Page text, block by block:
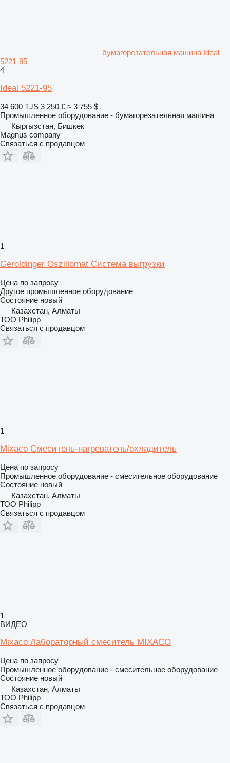
бумагорезательная машина Ideal
5221-95
4
Ideal 5221-95
34 600 TJS 3 250 € ≈ 3 755 $
Промышленное оборудование - бумагорезательная машина
Кыргызстан, Бишкек
Magnus company
Связаться с продавцом
1
Geroldinger Oszillomat Система выгрузки
Цена по запросу
Другое промышленное оборудование
Состояние новый
Казахстан, Алматы
ТОО Philipp
Связаться с продавцом
1
Mixaco Смеситель-нагреватель/охладитель
Цена по запросу
Промышленное оборудование - смесительное оборудование
Состояние новый
Казахстан, Алматы
ТОО Philipp
Связаться с продавцом
1
ВИДЕО
Mixaco Лабораторный смеситель MIXACO
Цена по запросу
Промышленное оборудование - смесительное оборудование
Состояние новый
Казахстан, Алматы
ТОО Philipp
Связаться с продавцом